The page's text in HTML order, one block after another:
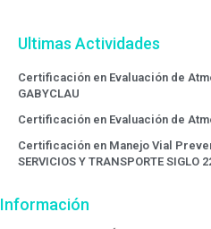
Ultimas Actividades
Certificación en Evaluación de
GABYCLAU
Certificación en Evaluación de
Certificación en Manejo Vial
SERVICIOS Y TRANSPORTE SIGLO
Información